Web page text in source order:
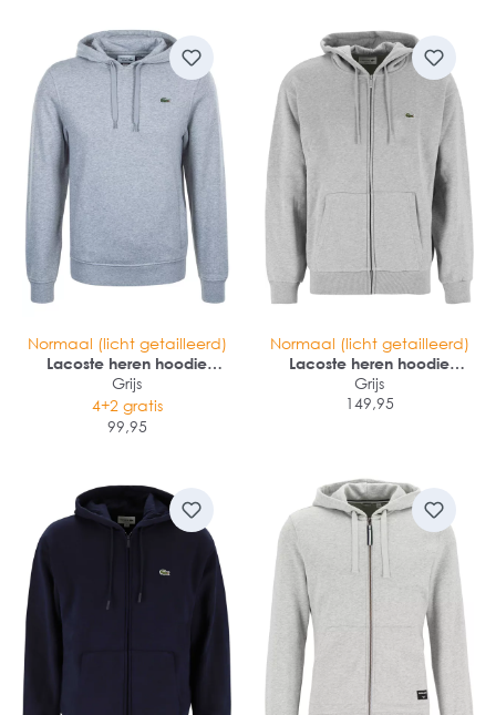
Normaal (licht getailleerd)
Lacoste heren hoodie
sweatshirt
Grijs
4+2 gratis
99,95
Normaal (licht getailleerd)
Lacoste heren hoodie
sweatsvest
Grijs
149,95